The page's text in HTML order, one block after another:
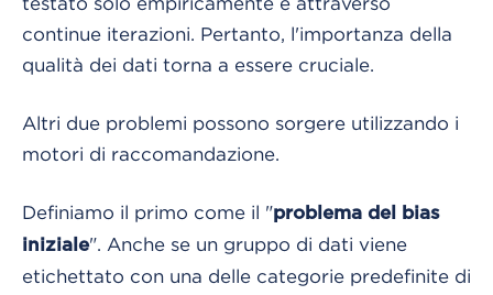
continue iterazioni. Pertanto, l'importanza della
qualità dei dati torna a essere cruciale.
Altri due problemi possono sorgere utilizzando i
motori di raccomandazione.
Definiamo il primo come il "problema del bias
iniziale". Anche se un gruppo di dati viene
etichettato con una delle categorie predefinite di